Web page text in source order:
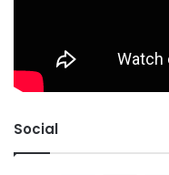
Social